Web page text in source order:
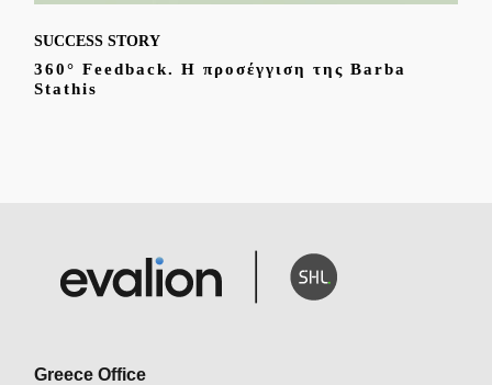
SUCCESS STORY
360° Feedback. Η προσέγγιση της Barba
Stathis
Greece Office